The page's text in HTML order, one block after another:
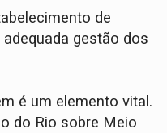
de
gestão dos
é um elemento vital.
do Rio sobre Meio